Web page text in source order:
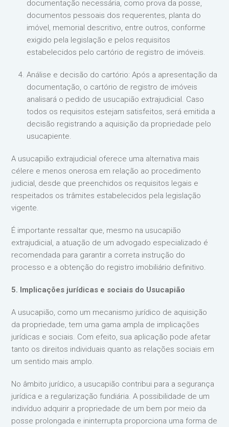
documentação necessária, como prova da posse,
documentos pessoais dos requerentes, planta do
imóvel, memorial descritivo, entre outros, conforme
exigido pela legislação e pelos requisitos
estabelecidos pelo cartório de registro de imóveis.
Análise e decisão do cartório: Após a apresentação da
documentação, o cartório de registro de imóveis
analisará o pedido de usucapião extrajudicial. Caso
todos os requisitos estejam satisfeitos, será emitida a
decisão registrando a aquisição da propriedade pelo
usucapiente.
A usucapião extrajudicial oferece uma alternativa mais
célere e menos onerosa em relação ao procedimento
judicial, desde que preenchidos os requisitos legais e
respeitados os trâmites estabelecidos pela legislação
vigente.
É importante ressaltar que, mesmo na usucapião
extrajudicial, a atuação de um advogado especializado é
recomendada para garantir a correta instrução do
processo e a obtenção do registro imobiliário definitivo.
5. Implicações jurídicas e sociais do Usucapião
A usucapião, como um mecanismo jurídico de aquisição
da propriedade, tem uma gama ampla de implicações
jurídicas e sociais. Com efeito, sua aplicação pode afetar
tanto os direitos individuais quanto as relações sociais em
um sentido mais amplo.
No âmbito jurídico, a usucapião contribui para a segurança
jurídica e a regularização fundiária. A possibilidade de um
indivíduo adquirir a propriedade de um bem por meio da
posse prolongada e ininterrupta proporciona uma forma de